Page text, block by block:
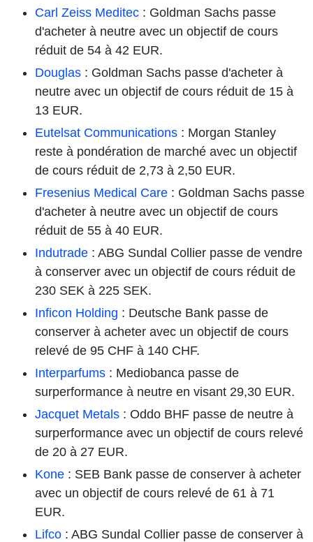
Carl Zeiss Meditec : Goldman Sachs passe
d'acheter à neutre avec un objectif de cours
réduit de 54 à 42 EUR.
Douglas : Goldman Sachs passe d'acheter à
neutre avec un objectif de cours réduit de 15 à
13 EUR.
Eutelsat Communications : Morgan Stanley
reste à pondération de marché avec un objectif
de cours réduit de 2,73 à 2,50 EUR.
Fresenius Medical Care : Goldman Sachs passe
d'acheter à neutre avec un objectif de cours
réduit de 55 à 40 EUR.
Indutrade : ABG Sundal Collier passe de vendre
à conserver avec un objectif de cours réduit de
230 SEK à 225 SEK.
Inficon Holding : Deutsche Bank passe de
conserver à acheter avec un objectif de cours
relevé de 95 CHF à 140 CHF.
Interparfums : Mediobanca passe de
surperformance à neutre en visant 29,30 EUR.
Jacquet Metals : Oddo BHF passe de neutre à
surperformance avec un objectif de cours relevé
de 20 à 27 EUR.
Kone : SEB Bank passe de conserver à acheter
avec un objectif de cours relevé de 61 à 71
EUR.
Lifco : ABG Sundal Collier passe de conserver à